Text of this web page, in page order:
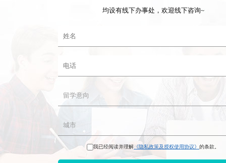
均设有线下办事处，欢迎线下咨询~
我已经阅读并理解 《隐私政策及授权使用协议》 的条款。